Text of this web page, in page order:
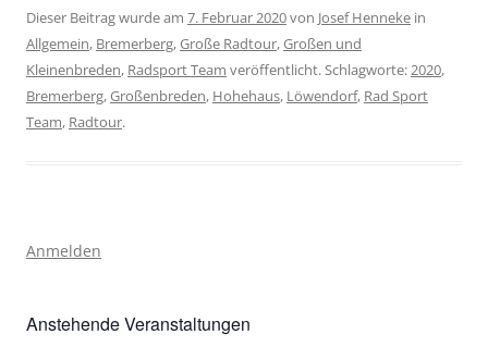
Dieser Beitrag wurde am 7. Februar 2020von Josef Henneke in
Allgemein, Bremerberg,Große Radtour,Großen und
Kleinenbreden, Radsport Team veröffentlicht. Schlagworte:2020,
Bremerberg,Großenbreden, Hohehaus, Löwendorf, Rad Sport
Team, Radtour.
Anmelden
Anstehende Veranstaltungen